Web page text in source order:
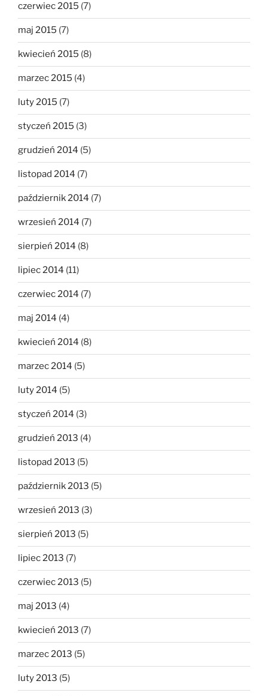
czerwiec 2015 (7)
maj 2015 (7)
kwiecień 2015 (8)
marzec 2015 (4)
luty 2015 (7)
styczeń 2015 (3)
grudzień 2014 (5)
listopad 2014 (7)
październik 2014 (7)
wrzesień 2014 (7)
sierpień 2014 (8)
lipiec 2014 (11)
czerwiec 2014 (7)
maj 2014 (4)
kwiecień 2014 (8)
marzec 2014 (5)
luty 2014 (5)
styczeń 2014 (3)
grudzień 2013 (4)
listopad 2013 (5)
październik 2013 (5)
wrzesień 2013 (3)
sierpień 2013 (5)
lipiec 2013 (7)
czerwiec 2013 (5)
maj 2013 (4)
kwiecień 2013 (7)
marzec 2013 (5)
luty 2013 (5)